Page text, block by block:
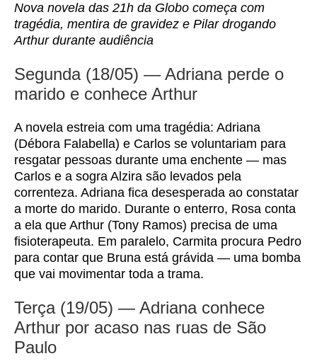
Nova novela das 21h da Globo começa com
tragédia, mentira de gravidez e Pilar drogando
Arthur durante audiência
Segunda (18/05) — Adriana perde o
marido e conhece Arthur
A novela estreia com uma tragédia: Adriana
(Débora Falabella) e Carlos se voluntariam para
resgatar pessoas durante uma enchente — mas
Carlos e a sogra Alzira são levados pela
correnteza. Adriana fica desesperada ao constatar
a morte do marido. Durante o enterro, Rosa conta
a ela que Arthur (Tony Ramos) precisa de uma
fisioterapeuta. Em paralelo, Carmita procura Pedro
para contar que Bruna está grávida — uma bomba
que vai movimentar toda a trama.
Terça (19/05) — Adriana conhece
Arthur por acaso nas ruas de São
Paulo